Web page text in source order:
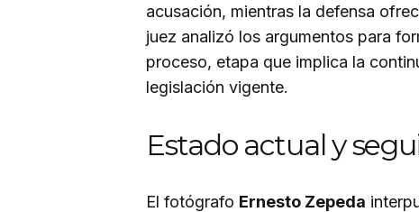
acusación, mientras la defensa
juez analizó los argumentos para
proceso, etapa que implica la
legislación vigente.
Estado actual y
El fotógrafo Ernesto Zepeda